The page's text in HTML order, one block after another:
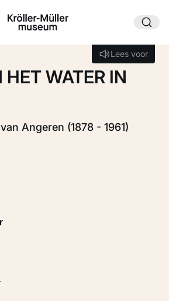
Lees voor
Lees voor
WATER IN
Angeren (1878 - 1961)